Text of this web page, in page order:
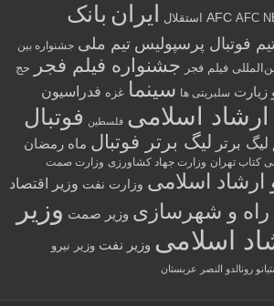
AFC AFC استقلال ایران بانک
فوتبال پرسپولیس تیم ملی جشنواره بین
فیلم فجر جشنواره فیلم فجر
حج
زیارت سلبریتی ها سینما غزه فدراسیون
اسلامی فلسطین فوتبال
لیگ برتر لیگ برتر فوتبال ماه رمضان
کتاب تهران وزارت جهاد کشاورزی وزارت صمت
اسلامی وزارت نفت وزیر اقتصاد
راه و شهرسازی وزیر صمت وزیر
اسلامی وزیر نفت وزیر نیرو
رونالدو النصر عربستان